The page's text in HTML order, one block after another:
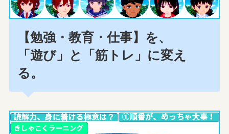
【勉強・教育・仕事】を、
「遊び」と「筋トレ」に変え
る。